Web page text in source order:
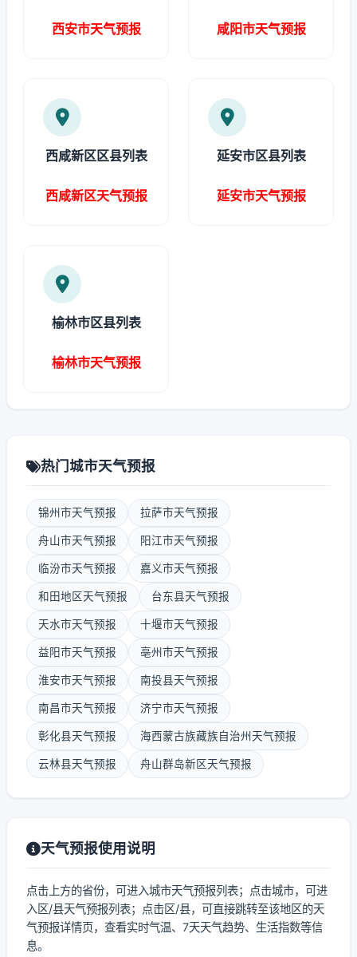
西安市天气预报 咸阳市天气预报
西咸新区区县列表
西咸新区天气预报
延安市区县列表
延安市天气预报
榆林市区县列表
榆林市天气预报
热门城市天气预报
锦州市天气预报 拉萨市天气预报
舟山市天气预报 阳江市天气预报
临汾市天气预报 嘉义市天气预报
和田地区天气预报 台东县天气预报
天水市天气预报 十堰市天气预报
益阳市天气预报 亳州市天气预报
淮安市天气预报 南投县天气预报
南昌市天气预报 济宁市天气预报
彰化县天气预报 海西蒙古族藏族自治州天气预报
云林县天气预报 舟山群岛新区天气预报
天气预报使用说明
点击上方的省份，可进入城市天气预报列表；点击城市，可进
入区/县天气预报列表；点击区/县，可直接跳转至该地区的天
气预报详情页，查看实时气温、7天天气趋势、生活指数等信
息。